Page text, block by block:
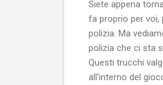
Siete appena
fa proprio per voi,
polizia. Ma
polizia che ci sta
Questi trucchi
all'interno del